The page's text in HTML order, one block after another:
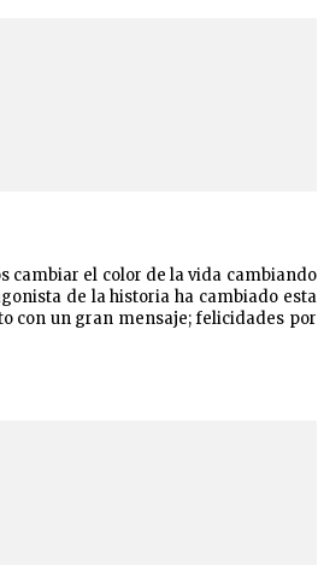
cambiar el color de la vida cambiando
de la historia ha cambiado esta
con un gran mensaje; felicidades por